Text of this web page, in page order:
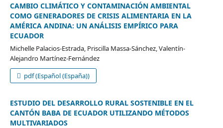
CAMBIO CLIMÁTICO Y CONTAMINACIÓN AMBIENTAL
COMO GENERADORES DE CRISIS ALIMENTARIA EN LA
AMÉRICA ANDINA: UN ANÁLISIS EMPÍRICO PARA
ECUADOR
Michelle Palacios-Estrada, Priscilla Massa-Sánchez, Valentín-
Alejandro Martínez-Fernández
pdf (Español (España))
ESTUDIO DEL DESARROLLO RURAL SOSTENIBLE EN EL
CANTÓN BABA DE ECUADOR UTILIZANDO MÉTODOS
MULTIVARIADOS